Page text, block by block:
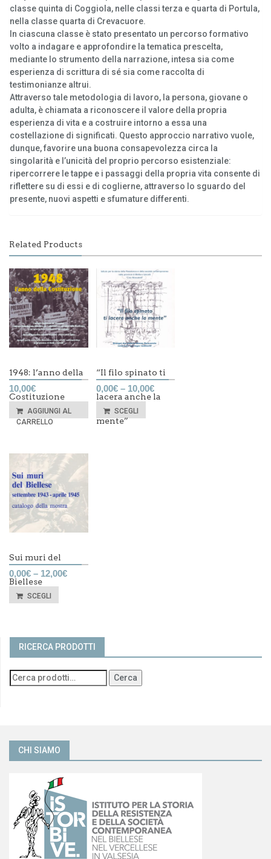
classe quinta di Coggiola, nelle classi terza e quarta di Portula,
nella classe quarta di Crevacuore.
In ciascuna classe è stato presentato un percorso formativo
volto a indagare e approfondire la tematica prescelta,
mediante lo strumento della narrazione, intesa sia come
esperienza di scrittura di sé sia come raccolta di
testimonianze altrui.
Attraverso tale metodologia di lavoro, la persona, giovane o
adulta, è chiamata a riconoscere il valore della propria
esperienza di vita e a costruire intorno a essa una
costellazione di significati. Questo approccio narrativo vuole,
dunque, favorire una buona consapevolezza circa la
singolarità e l’unicità del proprio percorso esistenziale:
ripercorrere le tappe e i passaggi della propria vita consente di
riflettere su di essi e di coglierne, attraverso lo sguardo del
presente, nuovi aspetti e sfumature differenti.
Related Products
1948: l’anno della
Costituzione
10,00€
AGGIUNGI AL
CARRELLO
“Il filo spinato ti
lacera anche la
mente”
0,00€– 10,00€
SCEGLI
Sui muri del
Biellese
0,00€ – 12,00€
SCEGLI
RICERCA PRODOTTI
Cerca
CHI SIAMO